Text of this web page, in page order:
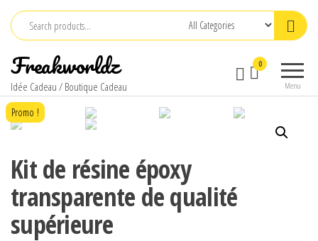
Skip
content
Freakworldz
Idée Cadeau / Boutique Cadeau Menu
0
Promo !
Kit de résine époxy
transparente de qualité
supérieure